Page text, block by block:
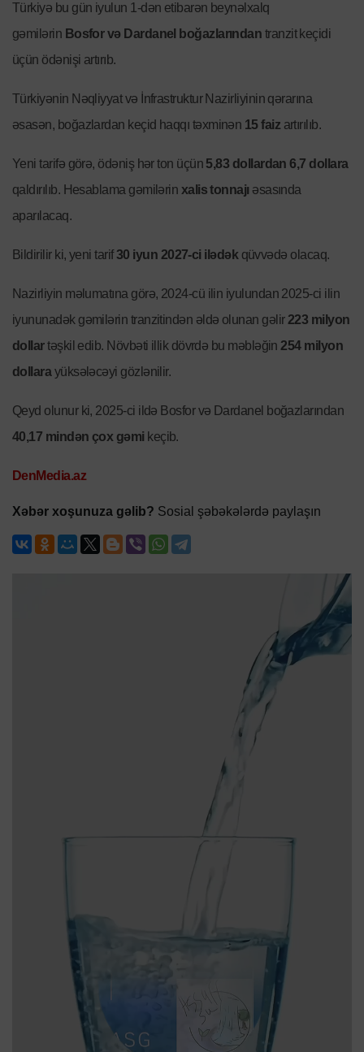
Türkiyə bu gün iyulun 1-dən etibarən beynəlxalq
gəmilərin Bosfor və Dardanel boğazlarından tranzit keçidi
üçün ödənişi artırıb.
Türkiyənin Nəqliyyat və İnfrastruktur Nazirliyinin qərarına
əsasən, boğazlardan keçid haqqı təxminən 15 faiz artırılıb.
Yeni tarifə görə, ödəniş hər ton üçün 5,83 dollardan 6,7 dollara
qaldırılıb. Hesablama gəmilərin xalis tonnajı əsasında
aparılacaq.
Bildirilir ki, yeni tarif30 iyun 2027-ci ilədək qüvvədə olacaq.
Nazirliyin məlumatına görə, 2024-cü ilin iyulundan 2025-ci ilin
iyununadək gəmilərin tranzitindən əldə olunan gəlir 223 milyon
dollartəşkil edib. Növbəti illik dövrdə bu məbləğin 254 milyon
dollarayüksələcəyi gözlənilir.
Qeyd olunur ki, 2025-ci ildə Bosfor və Dardanel boğazlarından
40,17 mindən çox gəmi keçib.
DenMedia.az
Xəbər xoşunuza gəlib? Sosial şəbəkələrdə paylaşın